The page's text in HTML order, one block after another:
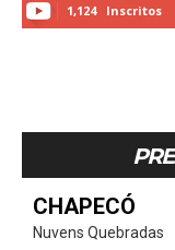
1,124 Inscritos
CHAPECÓ
Nuvens Quebradas